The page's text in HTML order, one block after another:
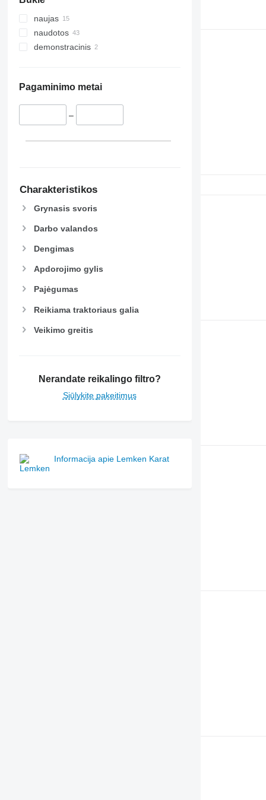
naujas
naudotos
demonstracinis
Pagaminimo metai
–
Charakteristikos
Grynasis svoris
Darbo valandos
Dengimas
Apdorojimo gylis
Pajėgumas
Reikiama traktoriaus galia
Veikimo greitis
Nerandate reikalingo filtro?
Siūlykite pakeitimus
Informacija apie Lemken Karat